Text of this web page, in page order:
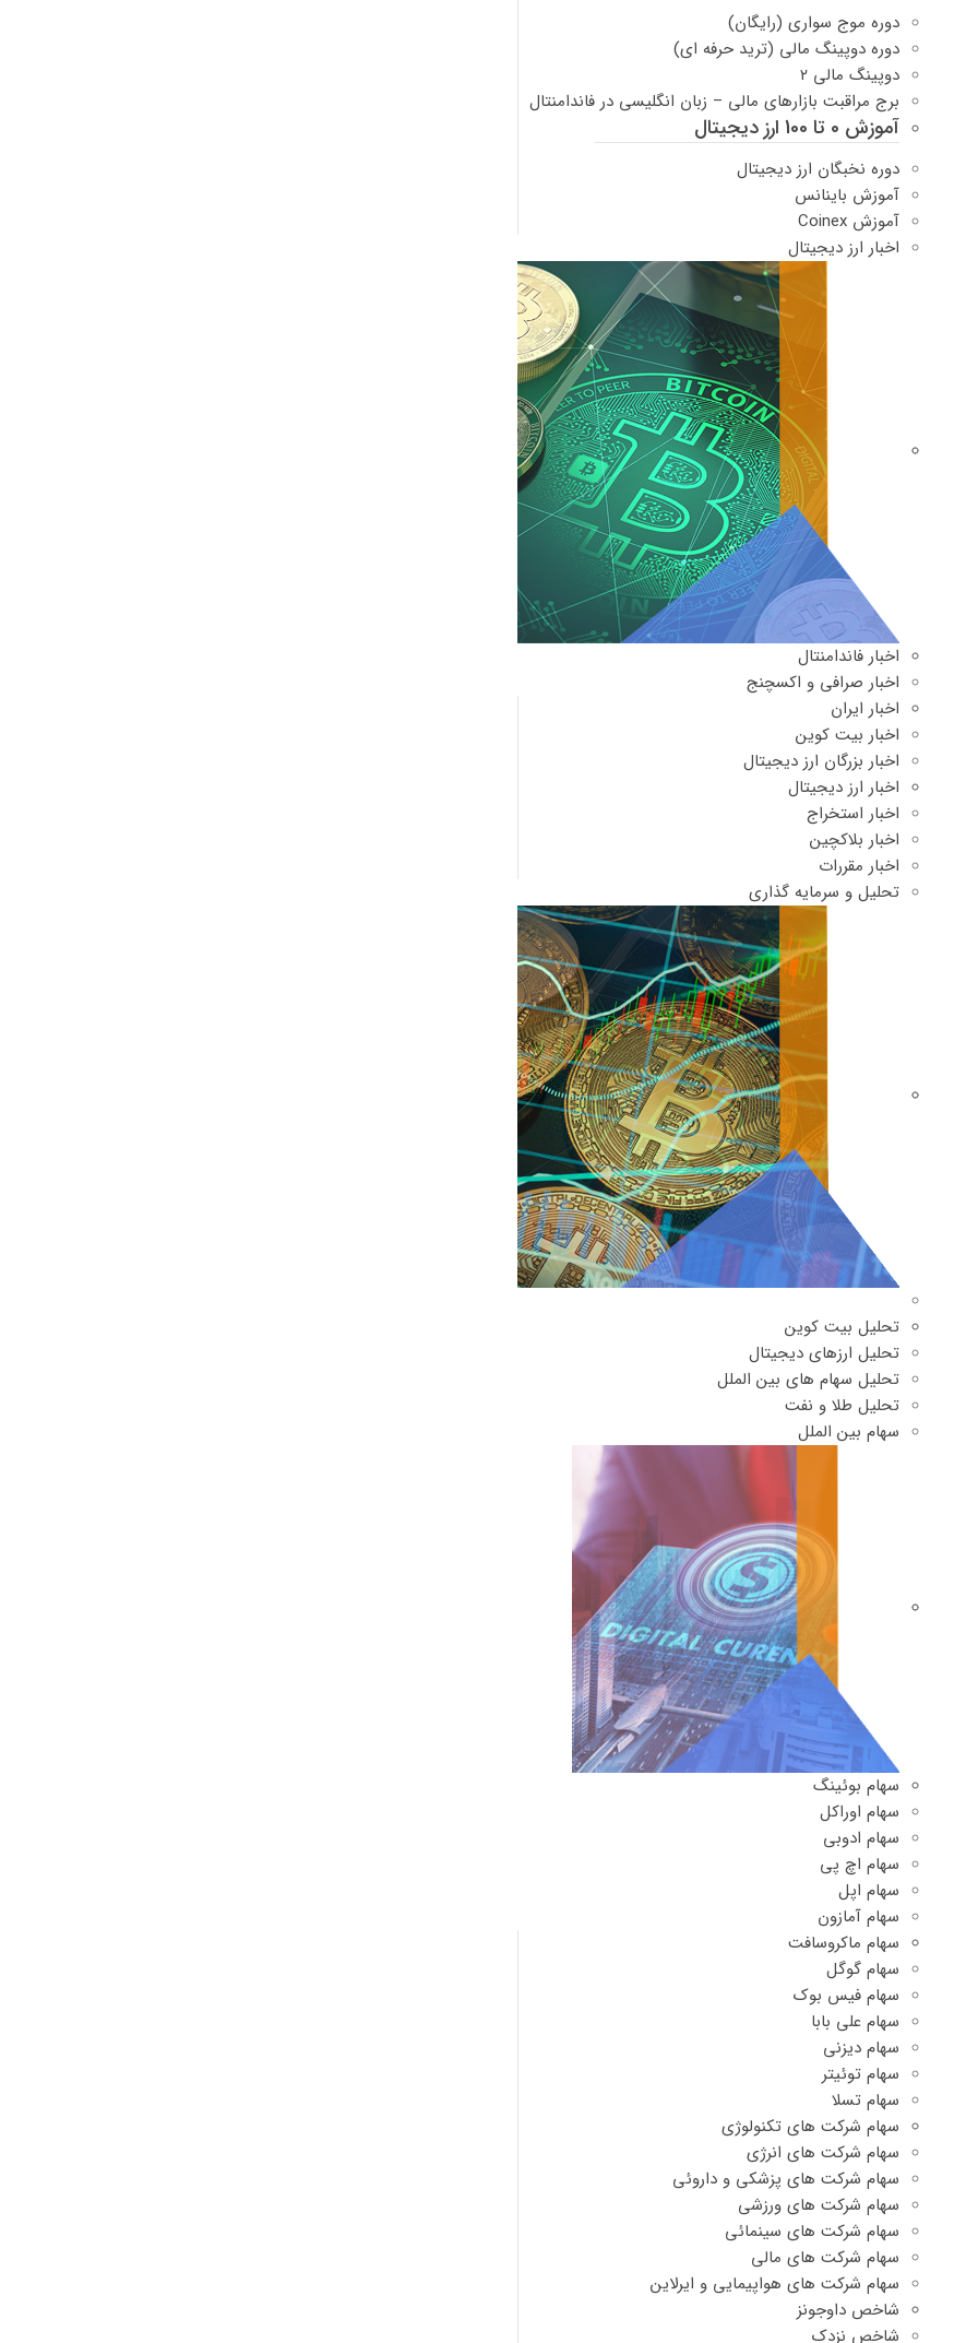
دوره موج سواری (رایگان)
دوره دوپینگ مالی (ترید حرفه ای)
دوپینگ مالی ۲
برج مراقبت بازارهای مالی – زبان انگلیسی در فاندامنتال
آموزش 0 تا 100 ارز دیجیتال
دوره نخبگان ارز دیجیتال
آموزش باینانس
آموزش Coinex
اخبار ارز دیجیتال
اخبار فاندامنتال
اخبار صرافی و اکسچنج
اخبار ایران
اخبار بیت کوین
اخبار بزرگان ارز دیجیتال
اخبار ارز دیجیتال
اخبار استخراج
اخبار بلاکچین
اخبار مقررات
تحلیل و سرمایه گذاری
تحلیل بیت کوین
تحلیل ارزهای دیجیتال
تحلیل سهام های بین الملل
تحلیل طلا و نفت
سهام بین الملل
سهام بوئینگ
سهام اوراکل
سهام ادوبی
سهام اچ پی
سهام اپل
سهام آمازون
سهام ماکروسافت
سهام گوگل
سهام فیس بوک
سهام علی بابا
سهام دیزنی
سهام توئیتر
سهام تسلا
سهام شرکت های تکنولوژی
سهام شرکت های انرژی
سهام شرکت های پزشکی و داروئی
سهام شرکت های ورزشی
سهام شرکت های سینمائی
سهام شرکت های مالی
سهام شرکت های هواپیمایی و ایرلاین
شاخص داوجونز
شاخص نزدک